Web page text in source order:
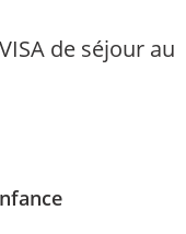
de séjour au